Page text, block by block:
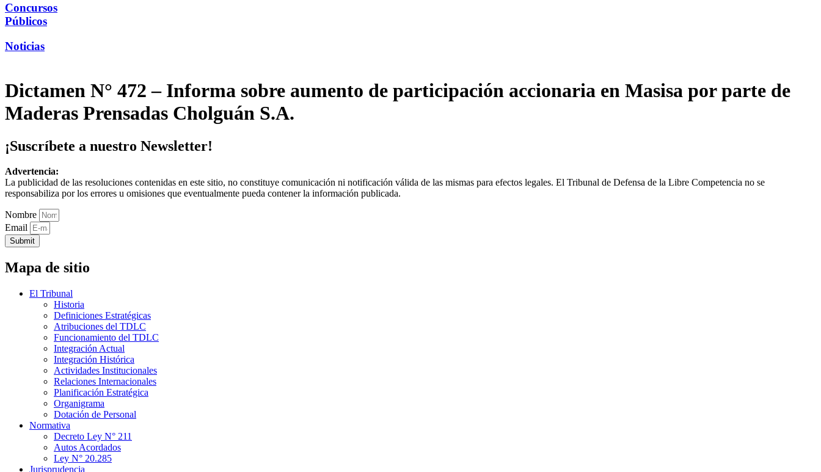
Concursos
Públicos
Noticias
Dictamen N° 472 – Informa sobre aumento de participación accionaria en Masisa por parte de
Maderas Prensadas Cholguán S.A.
¡Suscríbete a nuestro Newsletter!
Advertencia:
La publicidad de las resoluciones contenidas en este sitio, no constituye comunicación ni notificación válida de las mismas para efectos legales. El Tribunal de Defensa de la Libre Competencia no se
responsabiliza por los errores u omisiones que eventualmente pueda contener la información publicada.
Nombre
Email
Submit
Mapa de sitio
El Tribunal
Historia
Definiciones Estratégicas
Atribuciones del TDLC
Funcionamiento del TDLC
Integración Actual
Integración Histórica
Actividades Institucionales
Relaciones Internacionales
Planificación Estratégica
Organigrama
Dotación de Personal
Normativa
Decreto Ley N° 211
Autos Acordados
Ley N° 20.285
Jurisprudencia